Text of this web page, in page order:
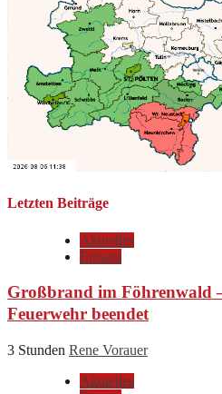
Letzten Beiträge
Aktuelles
Einsatz
Großbrand im Föhrenwald
Feuerwehr beendet
3 Stunden Rene Vorauer
Aktuelles